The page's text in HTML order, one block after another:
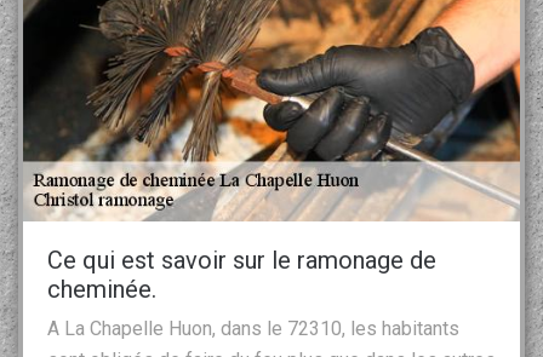
Ce qui est savoir sur le ramonage de
cheminée.
A La Chapelle Huon, dans le 72310, les habitants